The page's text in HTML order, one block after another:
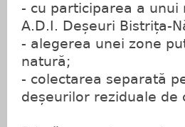
- cu participarea a
A.D.I. Deșeuri Bistrița-
- alegerea unei zone
natură;
- colectarea separată
deșeurilor reziduale de